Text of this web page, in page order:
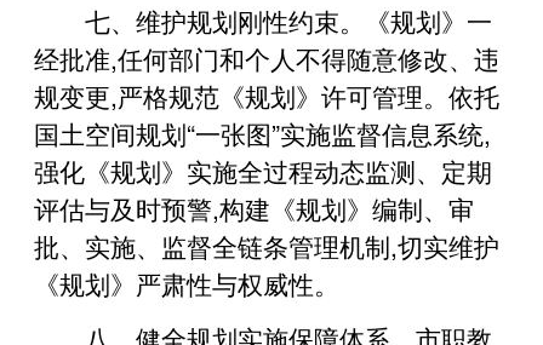
七、维护规划刚性约束。《规划》一
经批准,任何部门和个人不得随意修改、违
规变更,严格规范《规划》许可管理。依托
国土空间规划“一张图”实施监督信息系统,
强化《规划》实施全过程动态监测、定期
评估与及时预警,构建《规划》编制、审
批、实施、监督全链条管理机制,切实维护
《规划》严肃性与权威性。
八、健全规划实施保障体系。市职教